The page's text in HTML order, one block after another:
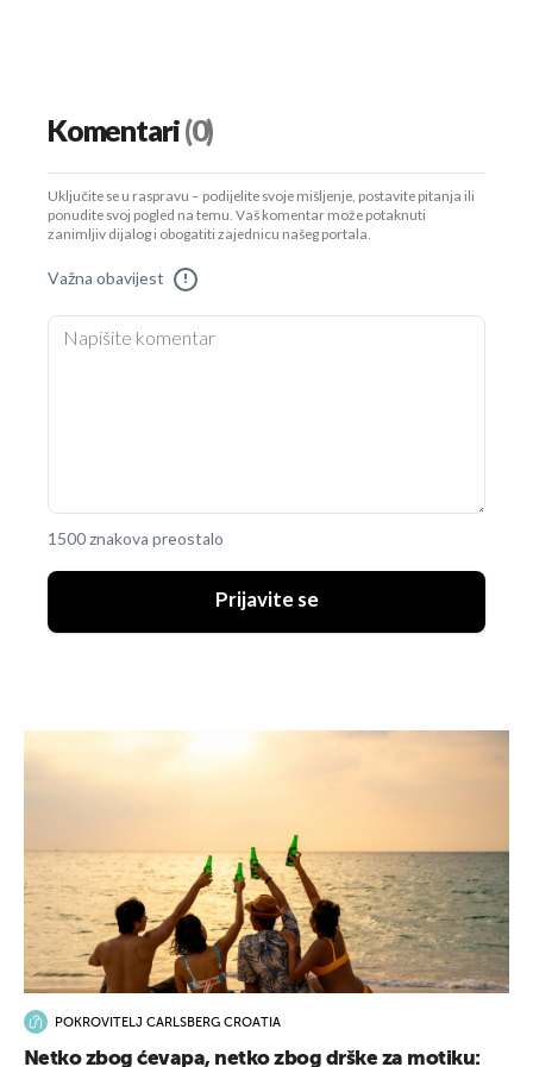
Komentari(0)
Uključite se u raspravu – podijelite svoje mišljenje, postavite pitanja ili
ponudite svoj pogled na temu. Vaš komentar može potaknuti
zanimljiv dijalog i obogatiti zajednicu našeg portala.
Važna obavijest !
1500 znakova preostalo
Prijavite se
POKROVITELJ CARLSBERG CROATIA
Netko zbog ćevapa, netko zbog drške za motiku: